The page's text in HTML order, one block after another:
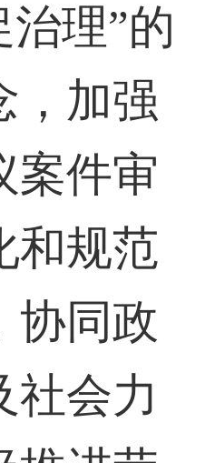
治理”的
，加强
案件审
和规范
协同政
社会力